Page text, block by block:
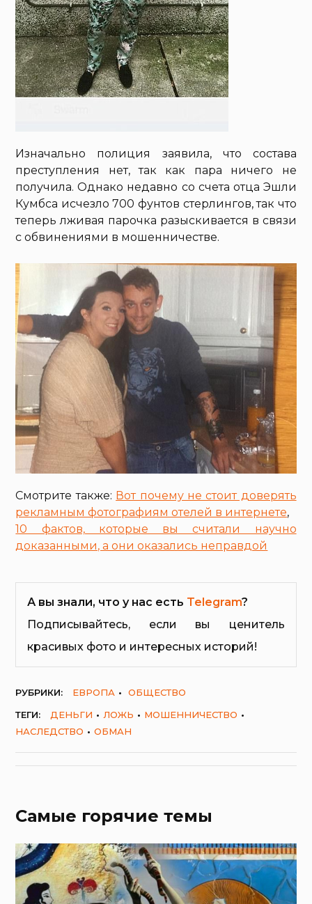
Изначально полиция заявила, что состава
преступления нет, так как пара ничего не
получила. Однако недавно со счета отца Эшли
Кумбса исчезло 700 фунтов стерлингов, так что
теперь лживая парочка разыскивается в связи
с обвинениями в мошенничестве.
Смотрите также: Вот почему не стоит доверять
рекламным фотографиям отелей в интернете,
10 фактов, которые вы считали научно
доказанными, а они оказались неправдой
А вы знали, что у нас есть Telegram?
Подписывайтесь, если вы ценитель
красивых фото и интересных историй!
РУБРИКИ: ЕВРОПА
ОБЩЕСТВО
ТЕГИ:
ДЕНЬГИ ЛОЖЬ
МОШЕННИЧЕСТВО
НАСЛЕДСТВО
ОБМАН
Самые горячие темы